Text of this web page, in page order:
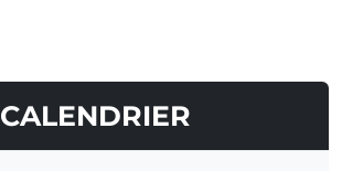
CALENDRIER